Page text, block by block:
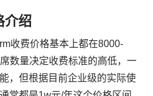
介绍
收费价格基本上都在8000-
数量决定收费标准的高低，一
，但根据目前企业级的实际使